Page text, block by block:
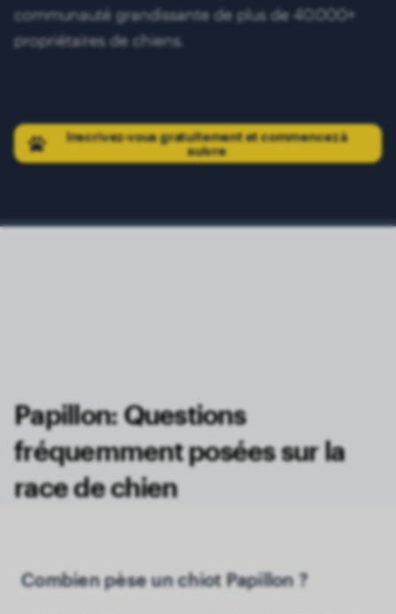
communauté grandissante de plus de 40.000+
propriétaires de chiens.
Inscrivez-vous gratuitement et commencez à
suivre
Papillon: Questions
fréquemment posées sur la
race de chien
Combien pèse un chiot Papillon ?